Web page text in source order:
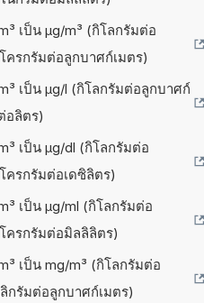
เป็น µg/m³ (กิโลกรัมต่อ
ครกรัมต่อลูกบาศก์เมตร)
เป็น µg/l (กิโลกรัมต่อลูกบาศก์
อลิตร)
เป็น µg/dl (กิโลกรัมต่อ
ครกรัมต่อเดซิลิตร)
เป็น µg/ml (กิโลกรัมต่อ
ครกรัมต่อมิลลิลิตร)
เป็น mg/m³ (กิโลกรัมต่อ
กรัมต่อลูกบาศก์เมตร)